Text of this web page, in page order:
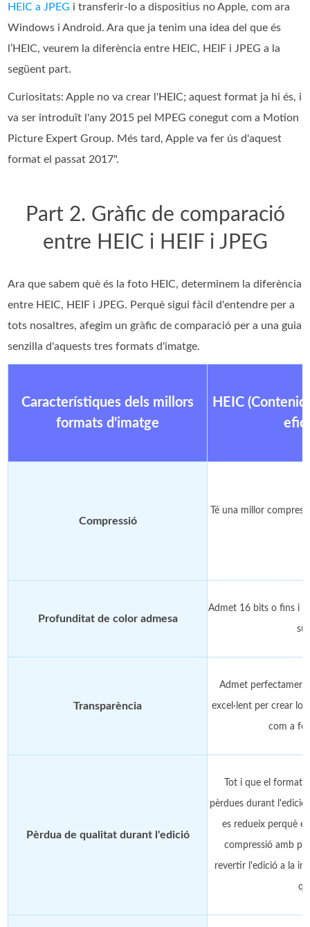
HEIC a JPEG i transferir-lo a dispositius no Apple, com ara
Windows i Android. Ara que ja tenim una idea del que és
l’HEIC, veurem la diferència entre HEIC, HEIF i JPEG a la
següent part.
Curiositats: Apple no va crear l'HEIC; aquest format ja hi és, i
va ser introduït l'any 2015 pel MPEG conegut com a Motion
Picture Expert Group. Més tard, Apple va fer ús d'aquest
format el passat 2017".
Part 2. Gràfic de comparació
entre HEIC i HEIF i JPEG
Ara que sabem què és la foto HEIC, determinem la diferència
entre HEIC, HEIF i JPEG. Perquè sigui fàcil d'entendre per a
tots nosaltres, afegim un gràfic de comparació per a una guia
senzilla d'aquests tres formats d'imatge.
Característiques dels millors
formats d'imatge
HEIC
Compressió
Té una millor
Profunditat de color admesa
Admet 16 bits o fins i
Transparència
Admet perfectament
excel·lent per crear
com a
Pèrdua de qualitat durant l'edició
Tot i que el format
pèrdues durant
es redueix perquè
compressió amb
revertir l'edició a la